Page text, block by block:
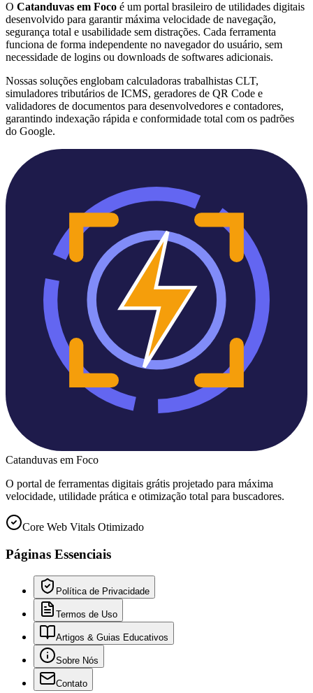
O Catanduvas em Foco é um portal brasileiro de utilidades digitais
desenvolvido para garantir máxima velocidade de navegação,
segurança total e usabilidade sem distrações. Cada ferramenta
funciona de forma independente no navegador do usuário, sem
necessidade de logins ou downloads de softwares adicionais.
Nossas soluções englobam calculadoras trabalhistas CLT,
simuladores tributários de ICMS, geradores de QR Code e
validadores de documentos para desenvolvedores e contadores,
garantindo indexação rápida e conformidade total com os padrões
do Google.
Catanduvas em Foco
O portal de ferramentas digitais grátis projetado para máxima
velocidade, utilidade prática e otimização total para buscadores.
Core Web Vitals Otimizado
Páginas Essenciais
Política de Privacidade
Termos de Uso
Artigos & Guias Educativos
Sobre Nós
Contato